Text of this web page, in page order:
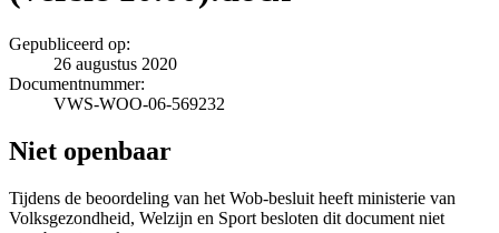
Gepubliceerd op:
26 augustus 2020
Documentnummer:
VWS-WOO-06-569232
Niet openbaar
Tijdens de beoordeling van het Wob-besluit heeft ministerie van
Volksgezondheid, Welzijn en Sport besloten dit document niet